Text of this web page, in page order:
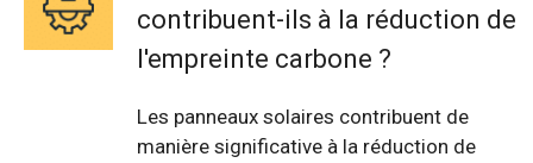
contribuent-ils à la réduction de
l'empreinte carbone ?
Les panneaux solaires contribuent de
manière significative à la réduction de